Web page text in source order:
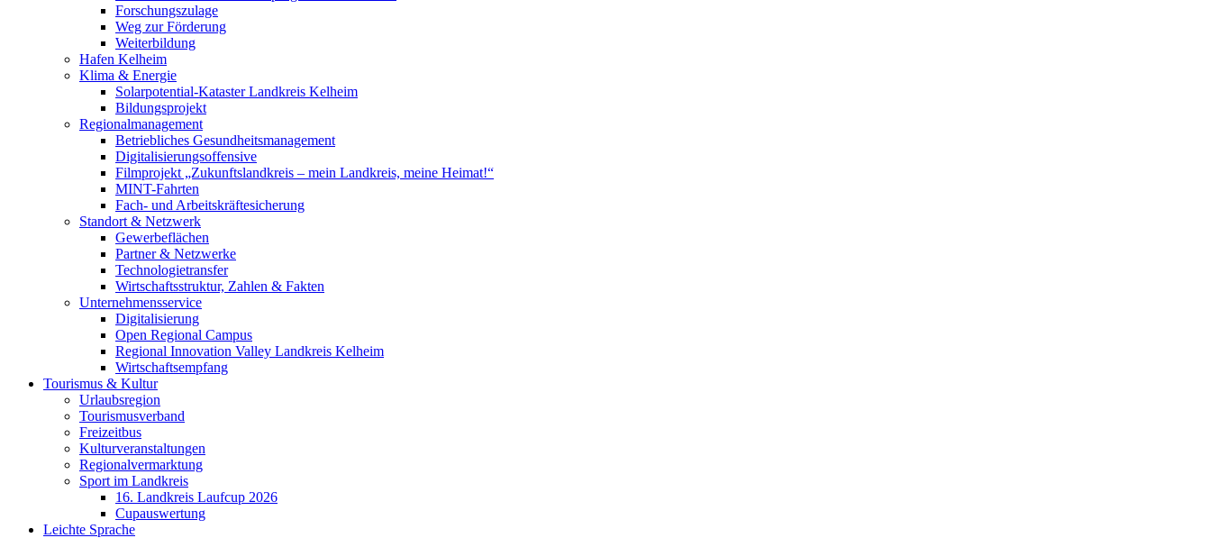
Forschungszulage
Weg zur Förderung
Weiterbildung
Hafen Kelheim
Klima & Energie
Solarpotential-Kataster Landkreis Kelheim
Bildungsprojekt
Regionalmanagement
Betriebliches Gesundheitsmanagement
Digitalisierungsoffensive
Filmprojekt „Zukunftslandkreis – mein Landkreis, meine Heimat!“
MINT-Fahrten
Fach- und Arbeitskräftesicherung
Standort & Netzwerk
Gewerbeflächen
Partner & Netzwerke
Technologietransfer
Wirtschaftsstruktur, Zahlen & Fakten
Unternehmensservice
Digitalisierung
Open Regional Campus
Regional Innovation Valley Landkreis Kelheim
Wirtschaftsempfang
Tourismus & Kultur
Urlaubsregion
Tourismusverband
Freizeitbus
Kulturveranstaltungen
Regionalvermarktung
Sport im Landkreis
16. Landkreis Laufcup 2026
Cupauswertung
Leichte Sprache